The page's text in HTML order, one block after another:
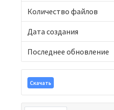
Количество файлов
Дата создания
Последнее обновление
Скачать